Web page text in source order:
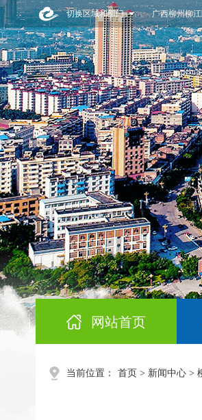
切换区域和部门 广西柳州柳
网站首页
当前位置： 首页 > 新闻中心 >